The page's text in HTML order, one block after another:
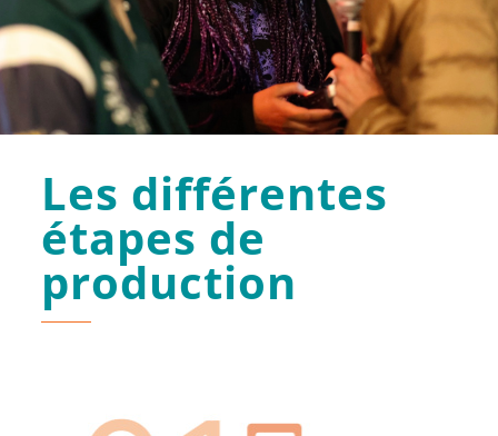
Les différentes
étapes de
production